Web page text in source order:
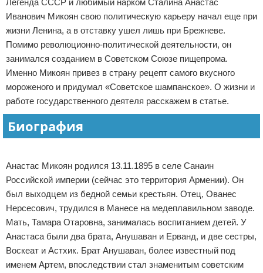
Отказ от ответственности
Легенда СССР и любимый нарком Сталина Анастас
Иванович Микоян свою политическую карьеру начал еще при
жизни Ленина, а в отставку ушел лишь при Брежневе.
Помимо революционно-политической деятельности, он
занимался созданием в Советском Союзе пищепрома.
Именно Микоян привез в страну рецепт самого вкусного
мороженого и придумал «Советское шампанское». О жизни и
работе государственного деятеля расскажем в статье.
Биография
Анастас Микоян родился 13.11.1895 в селе Санаин
Российской империи (сейчас это территория Армении). Он
был выходцем из бедной семьи крестьян. Отец, Ованес
Нерсесович, трудился в Манесе на медеплавильном заводе.
Мать, Тамара Отаровна, занималась воспитанием детей. У
Анастаса были два брата, Анушаван и Ерванд, и две сестры,
Воскеат и Астхик. Брат Анушаван, более известный под
именем Артем, впоследствии стал знаменитым советским